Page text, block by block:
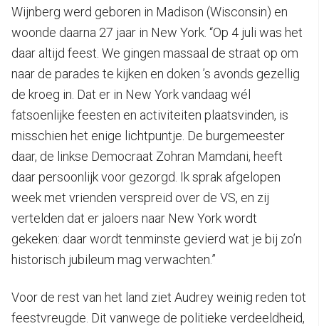
Wijnberg werd geboren in Madison (Wisconsin) en
woonde daarna 27 jaar in New York. “Op 4 juli was het
daar altijd feest. We gingen massaal de straat op om
naar de parades te kijken en doken ’s avonds gezellig
de kroeg in. Dat er in New York vandaag wél
fatsoenlijke feesten en activiteiten plaatsvinden, is
misschien het enige lichtpuntje. De burgemeester
daar, de linkse Democraat Zohran Mamdani, heeft
daar persoonlijk voor gezorgd. Ik sprak afgelopen
week met vrienden verspreid over de VS, en zij
vertelden dat er jaloers naar New York wordt
gekeken: daar wordt tenminste gevierd wat je bij zo’n
historisch jubileum mag verwachten.”
Voor de rest van het land ziet Audrey weinig reden tot
feestvreugde. Dit vanwege de politieke verdeeldheid,